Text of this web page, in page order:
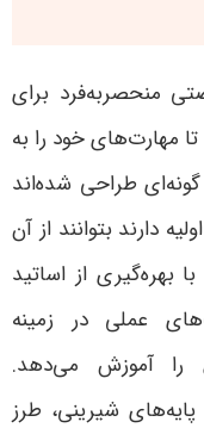
منحصربه‌فرد برای
مهارت‌های خود را به
طراحی شده‌اند
دارند بتوانند از آن
بهره‌گیری از اساتید
عملی در زمینه
را آموزش می‌دهد.
شیرینی، طرز